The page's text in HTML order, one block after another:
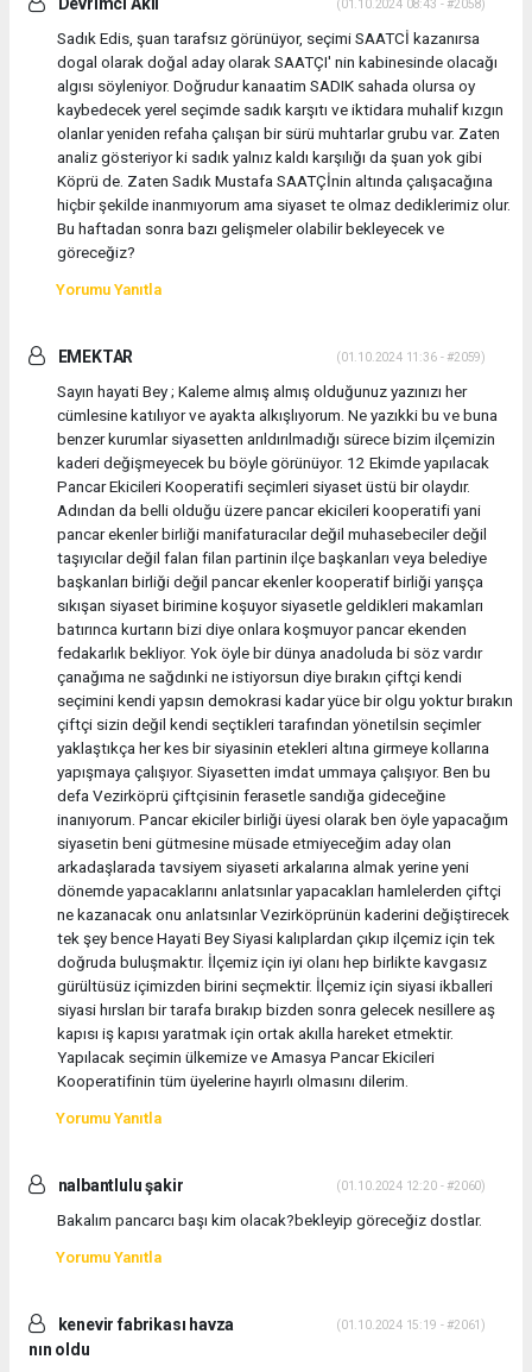
Devrimci Akıl (01.10.2024 08:43 - #2058)
Sadık Edis, şuan tarafsız görünüyor, seçimi SAATCİ kazanırsa
dogal olarak doğal aday olarak SAATÇI' nin kabinesinde olacağı
algısı söyleniyor. Doğrudur kanaatim SADIK sahada olursa oy
kaybedecek yerel seçimde sadık karşıtı ve iktidara muhalif kızgın
olanlar yeniden refaha çalışan bir sürü muhtarlar grubu var. Zaten
analiz gösteriyor ki sadık yalnız kaldı karşılığı da şuan yok gibi
Köprü de. Zaten Sadık Mustafa SAATÇİnin altında çalışacağına
hiçbir şekilde inanmıyorum ama siyaset te olmaz dediklerimiz olur.
Bu haftadan sonra bazı gelişmeler olabilir bekleyecek ve
göreceğiz?
Yorumu Yanıtla
EMEKTAR (01.10.2024 11:36 - #2059)
Sayın hayati Bey ; Kaleme almış almış olduğunuz yazınızı her
cümlesine katılıyor ve ayakta alkışlıyorum. Ne yazıkki bu ve buna
benzer kurumlar siyasetten arıldırılmadığı sürece bizim ilçemizin
kaderi değişmeyecek bu böyle görünüyor. 12 Ekimde yapılacak
Pancar Ekicileri Kooperatifi seçimleri siyaset üstü bir olaydır.
Adından da belli olduğu üzere pancar ekicileri kooperatifi yani
pancar ekenler birliği manifaturacılar değil muhasebeciler değil
taşıyıcılar değil falan filan partinin ilçe başkanları veya belediye
başkanları birliği değil pancar ekenler kooperatif birliği yarışça
sıkışan siyaset birimine koşuyor siyasetle geldikleri makamları
batırınca kurtarın bizi diye onlara koşmuyor pancar ekenden
fedakarlık bekliyor. Yok öyle bir dünya anadoluda bi söz vardır
çanağıma ne sağdınki ne istiyorsun diye bırakın çiftçi kendi
seçimini kendi yapsın demokrasi kadar yüce bir olgu yoktur bırakın
çiftçi sizin değil kendi seçtikleri tarafından yönetilsin seçimler
yaklaştıkça her kes bir siyasinin etekleri altına girmeye kollarına
yapışmaya çalışıyor. Siyasetten imdat ummaya çalışıyor. Ben bu
defa Vezirköprü çiftçisinin ferasetle sandığa gideceğine
inanıyorum. Pancar ekiciler birliği üyesi olarak ben öyle yapacağım
siyasetin beni gütmesine müsade etmiyeceğim aday olan
arkadaşlarada tavsiyem siyaseti arkalarına almak yerine yeni
dönemde yapacaklarını anlatsınlar yapacakları hamlelerden çiftçi
ne kazanacak onu anlatsınlar Vezirköprünün kaderini değiştirecek
tek şey bence Hayati Bey Siyasi kalıplardan çıkıp ilçemiz için tek
doğruda buluşmaktır. İlçemiz için iyi olanı hep birlikte kavgasız
gürültüsüz içimizden birini seçmektir. İlçemiz için siyasi ikballeri
siyasi hırsları bir tarafa bırakıp bizden sonra gelecek nesillere aş
kapısı iş kapısı yaratmak için ortak akılla hareket etmektir.
Yapılacak seçimin ülkemize ve Amasya Pancar Ekicileri
Kooperatifinin tüm üyelerine hayırlı olmasını dilerim.
Yorumu Yanıtla
nalbantlulu şakir (01.10.2024 12:20 - #2060)
Bakalım pancarcı başı kim olacak?bekleyip göreceğiz dostlar.
Yorumu Yanıtla
kenevir fabrikası havza
nın oldu
(01.10.2024 15:19 - #2061)